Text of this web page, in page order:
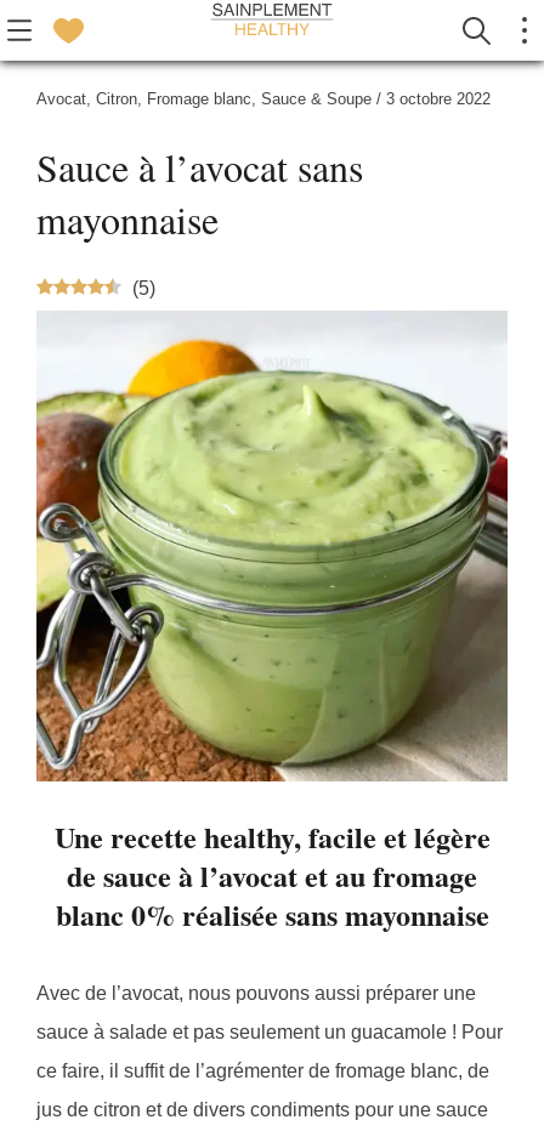
Avocat, Citron, Fromage blanc, Sauce & Soupe / 3 octobre 2022
Sauce à l’avocat sans
mayonnaise
(5)
Une recette healthy, facile et légère
de sauce à l’avocat et au fromage
blanc 0% réalisée sans mayonnaise
Avec de l’avocat, nous pouvons aussi préparer une
sauce à salade et pas seulement un guacamole ! Pour
ce faire, il suffit de l’agrémenter de fromage blanc, de
jus de citron et de divers condiments pour une sauce